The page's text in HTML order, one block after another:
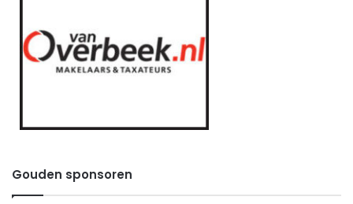
Gouden sponsoren